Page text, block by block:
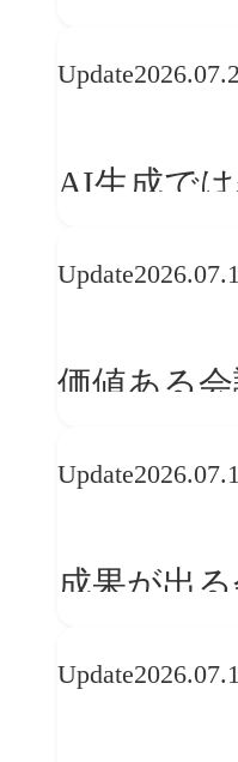
レンドに
Update
AI生成で
望
Update
価値ある
場”である
Update
成果が出
Update